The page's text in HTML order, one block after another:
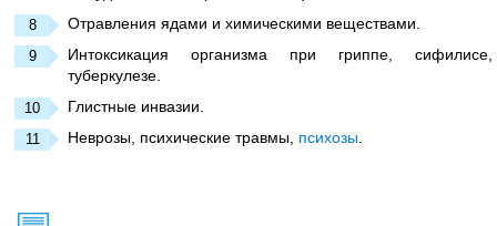
Отравления ядами и химическими веществами.
Интоксикация организма при гриппе, сифилисе,
туберкулезе.
Глистные инвазии.
Неврозы, психические травмы, психозы